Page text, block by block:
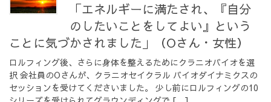
「エネルギーに満たされ、『自分
のしたいことをしてよい』という
ことに気づかされました」（Oさん・女性）
ロルフィング後、さらに身体を整えるためにクラニオバイオを選
択 会社員のOさんが、クラニオセイクラル バイオダイナミクスの
セッションを受けてくださいました。 少し前にロルフィングの10